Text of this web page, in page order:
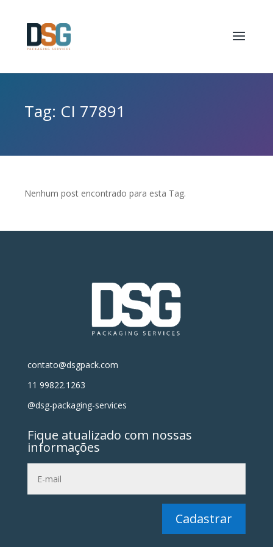
Tag: CI 77891
Nenhum post encontrado para esta Tag.
contato@dsgpack.com
11 99822.1263
@dsg-packaging-services
Fique atualizado com nossas
informações
Cadastrar